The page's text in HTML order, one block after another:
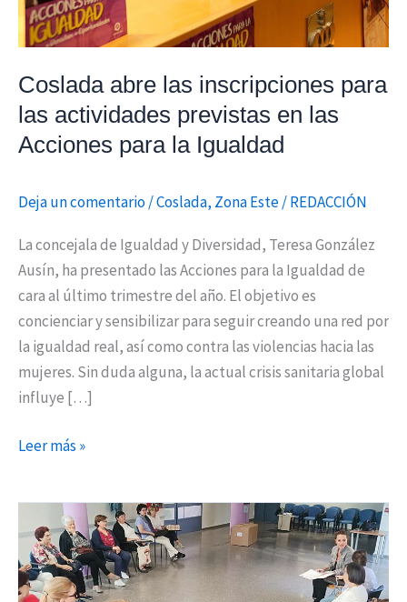
Coslada abre las inscripciones para
las actividades previstas en las
Acciones para la Igualdad
Deja un comentario/Coslada, Zona Este/REDACCIÓN
La concejala de Igualdad y Diversidad, Teresa González
Ausín, ha presentado las Acciones para la Igualdad de
cara al último trimestre del año. El objetivo es
concienciar y sensibilizar para seguir creando una red por
la igualdad real, así como contra las violencias hacia las
mujeres. Sin duda alguna, la actual crisis sanitaria global
influye […]
en
las
Acciones
para
la
Igualdad
Leer más »
Comienzan
los
talleres
de